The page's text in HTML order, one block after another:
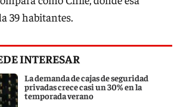
39 habitantes.
INTERESAR
La demanda de cajas de seguridad
privadas crece casi un 30% en la
temporada verano